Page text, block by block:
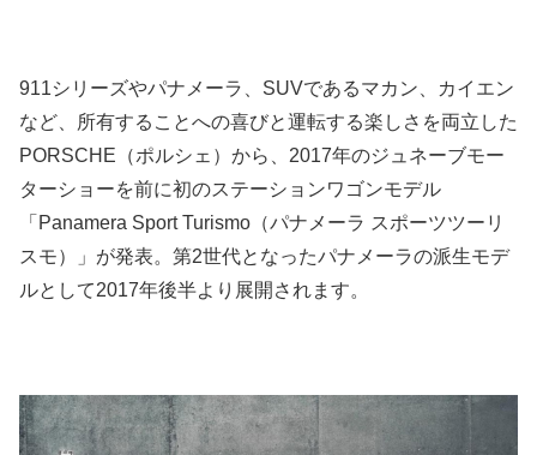
911シリーズやパナメーラ、SUVであるマカン、カイエン
など、所有することへの喜びと運転する楽しさを両立した
PORSCHE（ポルシェ）から、2017年のジュネーブモー
ターショーを前に初のステーションワゴンモデル
「Panamera Sport Turismo（パナメーラ スポーツツーリ
スモ）」が発表。第2世代となったパナメーラの派生モデ
ルとして2017年後半より展開されます。